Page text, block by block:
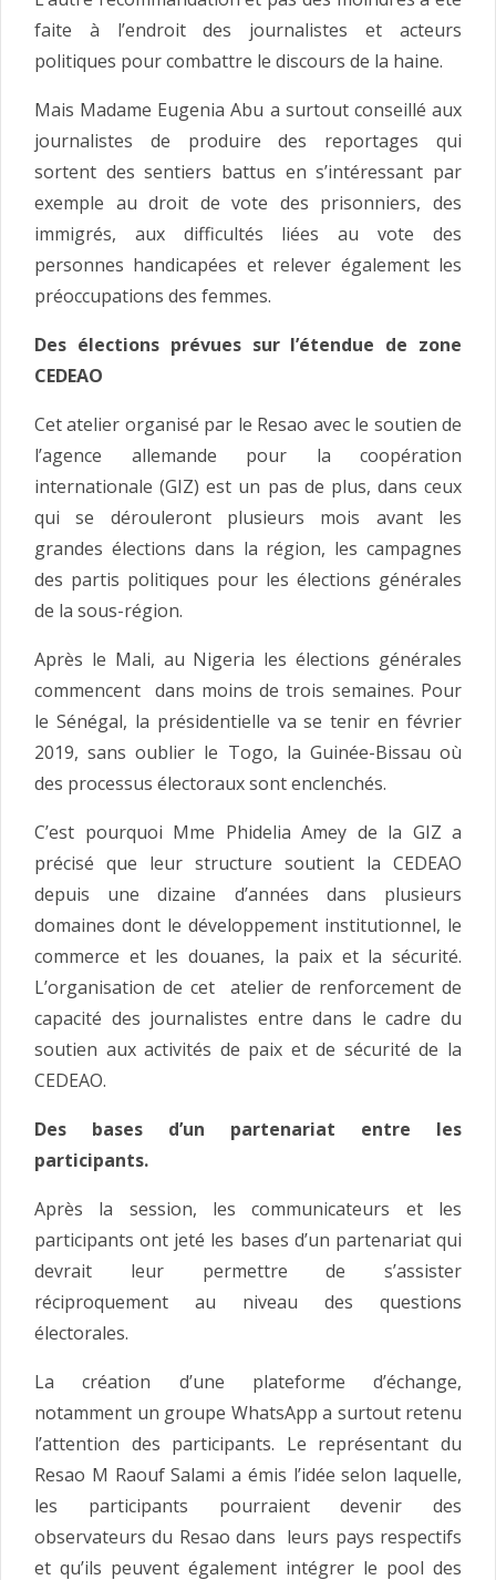
faite à l’endroit des journalistes et acteurs
politiques pour combattre le discours de la haine.
Mais Madame Eugenia Abu a surtout conseillé aux
journalistes de produire des reportages qui
sortent des sentiers battus en s’intéressant par
exemple au droit de vote des prisonniers, des
immigrés, aux difficultés liées au vote des
personnes handicapées et relever également les
préoccupations des femmes.
Des élections prévues sur l’étendue de zone
CEDEAO
Cet atelier organisé par le Resao avec le soutien de
l’agence allemande pour la coopération
internationale (GIZ) est un pas de plus, dans ceux
qui se dérouleront plusieurs mois avant les
grandes élections dans la région, les campagnes
des partis politiques pour les élections générales
de la sous-région.
Après le Mali, au Nigeria les élections générales
commencent dans moins de trois semaines. Pour
le Sénégal, la présidentielle va se tenir en février
2019, sans oublier le Togo, la Guinée-Bissau où
des processus électoraux sont enclenchés.
C’est pourquoi Mme Phidelia Amey de la GIZ a
précisé que leur structure soutient la CEDEAO
depuis une dizaine d’années dans plusieurs
domaines dont le développement institutionnel, le
commerce et les douanes, la paix et la sécurité.
L’organisation de cet atelier de renforcement de
capacité des journalistes entre dans le cadre du
soutien aux activités de paix et de sécurité de la
CEDEAO.
Des bases d’un partenariat entre les
participants.
Après la session, les communicateurs et les
participants ont jeté les bases d’un partenariat qui
devrait leur permettre de s’assister
réciproquement au niveau des questions
électorales.
La création d’une plateforme d’échange,
notamment un groupe WhatsApp a surtout retenu
l’attention des participants. Le représentant du
Resao M Raouf Salami a émis l’idée selon laquelle,
les participants pourraient devenir des
observateurs du Resao dans leurs pays respectifs
et qu’ils peuvent également intégrer le pool des